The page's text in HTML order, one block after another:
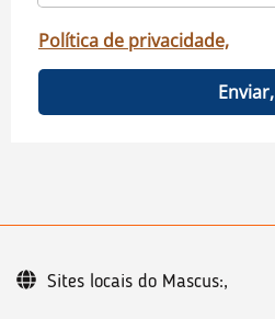
Política de privacidade,
Enviar,
Sites locais do Mascus:,